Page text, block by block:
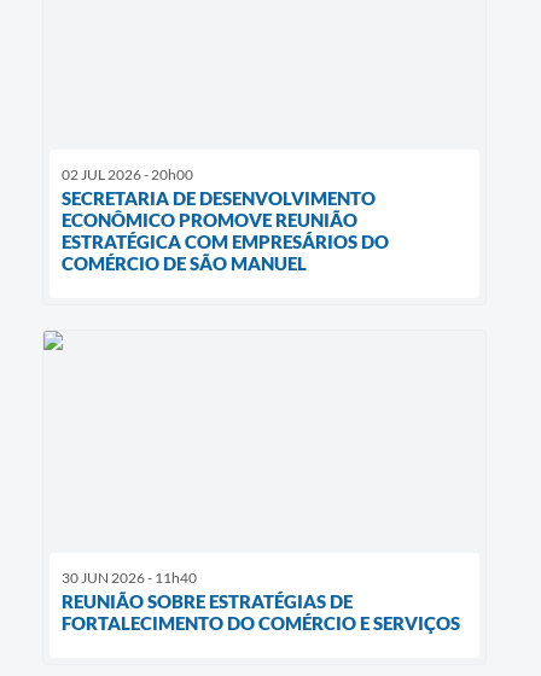
02 JUL 2026 - 20h00
SECRETARIA DE DESENVOLVIMENTO
ECONÔMICO PROMOVE REUNIÃO
ESTRATÉGICA COM EMPRESÁRIOS DO
COMÉRCIO DE SÃO MANUEL
30 JUN 2026 - 11h40
REUNIÃO SOBRE ESTRATÉGIAS DE
FORTALECIMENTO DO COMÉRCIO E SERVIÇOS